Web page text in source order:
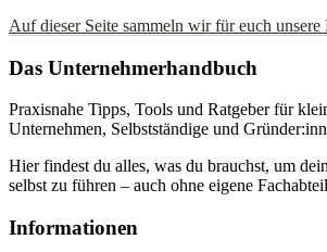
Auf dieser Seite sammeln wir für euch unsere
Das Unternehmerhandbuch
Praxisnahe Tipps, Tools und Ratgeber für
Unternehmen, Selbstständige und
Hier findest du alles, was du brauchst, um
selbst zu führen – auch ohne eigene
Informationen